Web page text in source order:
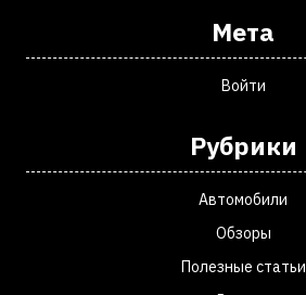
Мета
Войти
Рубрики
Автомобили
Обзоры
Полезные статьи